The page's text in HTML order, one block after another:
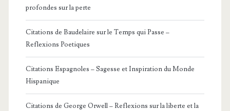
profondes sur la perte
Citations de Baudelaire sur le Temps qui Passe –
Reflexions Poetiques
Citations Espagnoles – Sagesse et Inspiration du Monde
Hispanique
Citations de George Orwell – Reflexions sur la liberte et la